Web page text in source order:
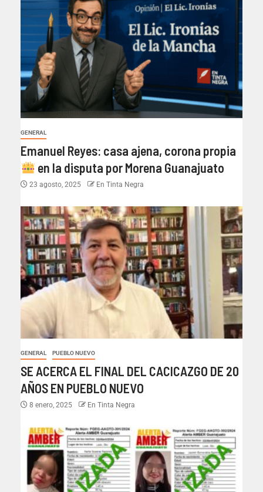
GENERAL
Emanuel Reyes: casa ajena, corona propia
en la disputa por Morena Guanajuato
23 agosto, 2025 En Tinta Negra
GENERAL PUEBLO NUEVO
SE ACERCA EL FINAL DEL CACICAZGO DE 20
AÑOS EN PUEBLO NUEVO
8 enero, 2025 En Tinta Negra